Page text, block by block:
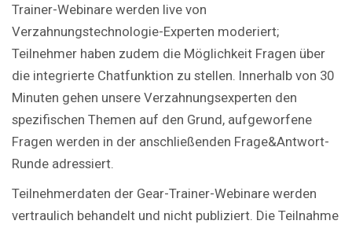
Trainer-Webinare werden live von
Verzahnungstechnologie-Experten moderiert;
Teilnehmer haben zudem die Möglichkeit Fragen über
die integrierte Chatfunktion zu stellen. Innerhalb von 30
Minuten gehen unsere Verzahnungsexperten den
spezifischen Themen auf den Grund, aufgeworfene
Fragen werden in der anschließenden Frage&Antwort-
Runde adressiert.
Teilnehmerdaten der Gear-Trainer-Webinare werden
vertraulich behandelt und nicht publiziert. Die Teilnahme